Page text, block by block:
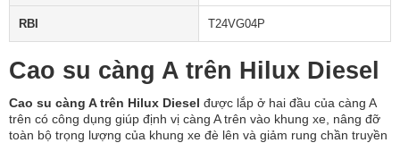
RBI T24VG04P
Cao su càng A trên Hilux Diesel
Cao su càng A trên Hilux Diesel được lắp ở hai đầu của càng A
trên có công dụng giúp định vị càng A trên vào khung xe, nâng đỡ
toàn bộ trọng lượng của khung xe đè lên và giảm rung chần truyền